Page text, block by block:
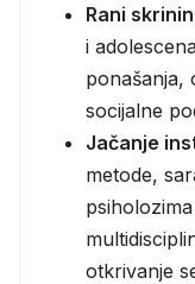
Rani
i
ponašanja,
socijalne
Jačanje
metode,
otkrivanje